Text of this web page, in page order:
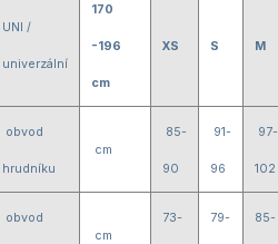
UNI /
univerzální
170
-196
cm
XS S M
obvod
hrudníku
cm
85-
90
91-
96
97-
102
obvod
cm
73- 79- 85-